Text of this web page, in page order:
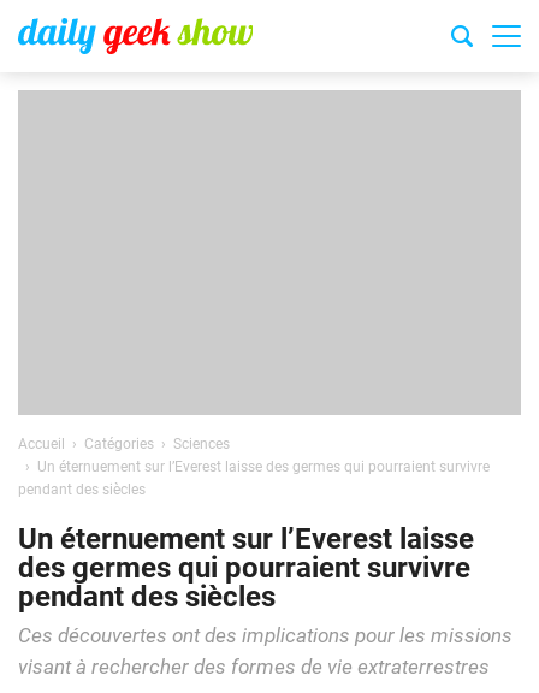
Accueil Catégories
Sciences
Un éternuement sur l’Everest laisse des germes qui pourraient survivre
pendant des siècles
Un éternuement sur l’Everest laisse
des germes qui pourraient survivre
pendant des siècles
Ces découvertes ont des implications pour les missions
visant à rechercher des formes de vie extraterrestres